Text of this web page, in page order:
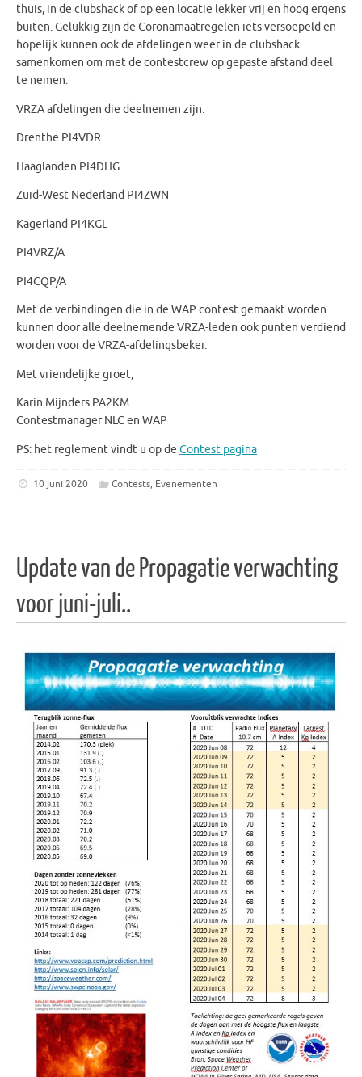
thuis, in de clubshack of op een locatie lekker vrij en hoog ergens
buiten. Gelukkig zijn de Coronamaatregelen iets versoepeld en
hopelijk kunnen ook de afdelingen weer in de clubshack
samenkomen om met de contestcrew op gepaste afstand deel
te nemen.
VRZA afdelingen die deelnemen zijn:
Drenthe PI4VDR
Haaglanden PI4DHG
Zuid-West Nederland PI4ZWN
Kagerland PI4KGL
PI4VRZ/A
PI4CQP/A
Met de verbindingen die in de WAP contest gemaakt worden
kunnen door alle deelnemende VRZA-leden ook punten verdiend
worden voor de VRZA-afdelingsbeker.
Met vriendelijke groet,
Karin Mijnders PA2KM
Contestmanager NLC en WAP
PS: het reglement vindt u op de Contest pagina
10 juni 2020 Contests, Evenementen
Update van de Propagatie verwachting
voor juni-juli..